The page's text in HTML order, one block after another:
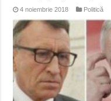
4 noiembrie 2018 Politică